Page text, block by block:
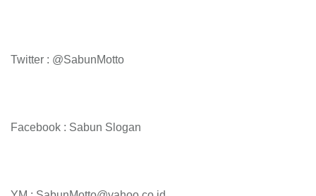
Twitter : @SabunMotto
Facebook : Sabun Slogan